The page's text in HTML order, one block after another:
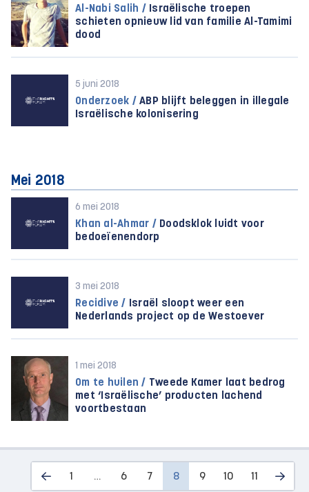
Al-Nabi Salih / Israëlische troepen
schieten opnieuw lid van familie Al-Tamimi
dood
5 juni 2018
Onderzoek / ABP blijft beleggen in illegale
Israëlische kolonisering
Mei 2018
6 mei 2018
Khan al-Ahmar / Doodsklok luidt voor
bedoeïenendorp
3 mei 2018
Recidive / Israël sloopt weer een
Nederlands project op de Westoever
1 mei 2018
Om te huilen / Tweede Kamer laat bedrog
met ‘Israëlische’ producten lachend
voortbestaan
1 … 6 7 8 9 10 11